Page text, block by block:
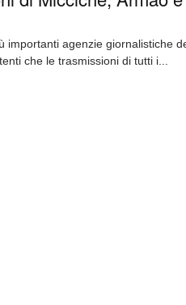
importanti agenzie giornalistiche
che le trasmissioni di tutti i...